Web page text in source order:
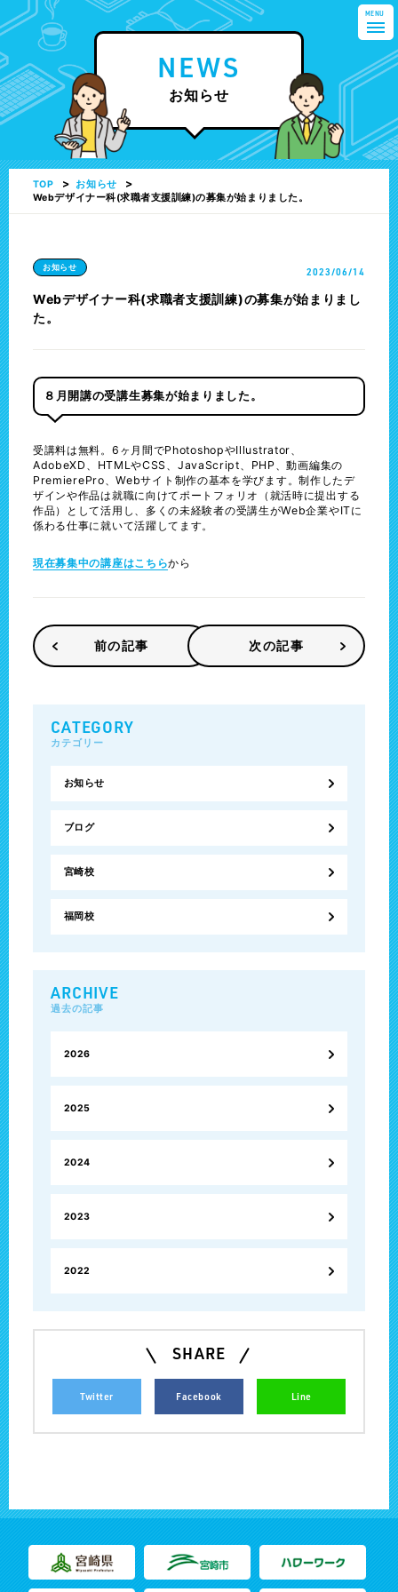
MENU
NEWS
お知らせ
TOP
お知らせ
Webデザイナー科(求職者支援訓練)の募集が始まりました。
お知らせ 2023/06/14
Webデザイナー科(求職者支援訓練)の募集が始まりまし
た。
８月開講の受講生募集が始まりました。
受講料は無料。6ヶ月間でPhotoshopやIllustrator、
AdobeXD、HTMLやCSS、JavaScript、PHP、動画編集の
PremierePro、Webサイト制作の基本を学びます。制作したデ
ザインや作品は就職に向けてポートフォリオ（就活時に提出する
作品）として活用し、多くの未経験者の受講生がWeb企業やITに
係わる仕事に就いて活躍してます。
現在募集中の講座はこちらから
前の記事 次の記事
CATEGORY
カテゴリー
お知らせ
ブログ
宮崎校
福岡校
ARCHIVE
過去の記事
2026
2025
2024
2023
2022
SHARE
Twitter Facebook Line